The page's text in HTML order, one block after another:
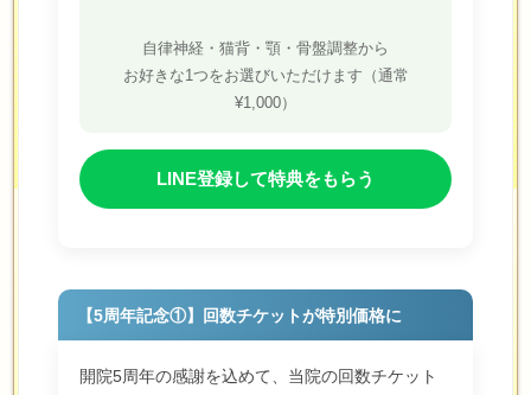
自律神経・猫背・顎・骨盤調整から
お好きな1つをお選びいただけます（通常
¥1,000）
LINE登録して特典をもらう
【5周年記念①】回数チケットが特別価格に
開院5周年の感謝を込めて、当院の回数チケット